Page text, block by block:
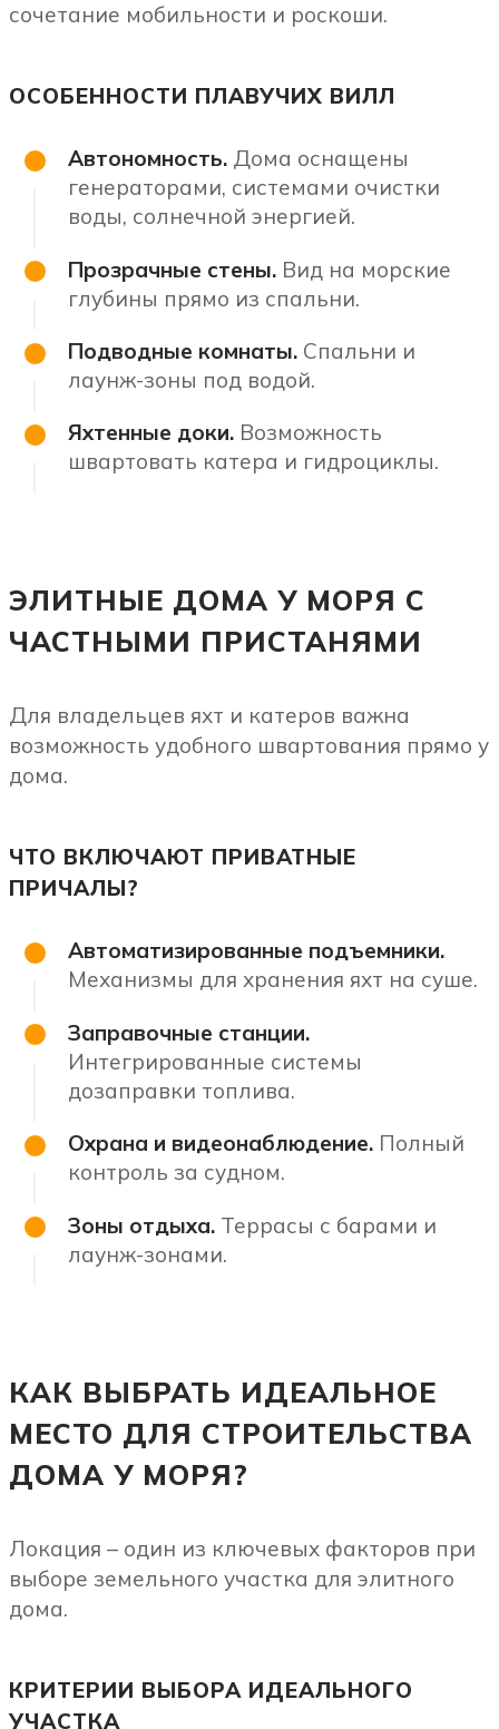
сочетание мобильности и роскоши.
ОСОБЕННОСТИ ПЛАВУЧИХ ВИЛЛ
Автономность.Дома оснащены
генераторами, системами очистки
воды, солнечной энергией.
Прозрачные стены.Вид на морские
глубины прямо из спальни.
Подводные комнаты.Спальни и
лаунж-зоны под водой.
Яхтенные доки.Возможность
швартовать катера и гидроциклы.
ЭЛИТНЫЕ ДОМА У МОРЯ С
ЧАСТНЫМИ ПРИСТАНЯМИ
Для владельцев яхт и катеров важна
возможность удобного швартования прямо у
дома.
ЧТО ВКЛЮЧАЮТ ПРИВАТНЫЕ
ПРИЧАЛЫ?
Автоматизированные подъемники.
Механизмы для хранения яхт на суше.
Заправочные станции.
Интегрированные системы
дозаправки топлива.
Охрана и видеонаблюдение.Полный
контроль за судном.
Зоны отдыха.Террасы с барами и
лаунж-зонами.
КАК ВЫБРАТЬ ИДЕАЛЬНОЕ
МЕСТО ДЛЯ СТРОИТЕЛЬСТВА
ДОМА У МОРЯ?
Локация – один из ключевых факторов при
выборе земельного участка для элитного
дома.
КРИТЕРИИ ВЫБОРА ИДЕАЛЬНОГО
УЧАСТКА